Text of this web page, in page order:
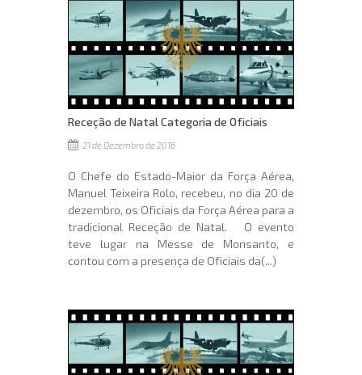
Receção de Natal Categoria de Oficiais
21 de Dezembro de 2016
O Chefe do Estado-Maior da Força Aérea,
Manuel Teixeira Rolo, recebeu, no dia 20 de
dezembro, os Oficiais da Força Aérea para a
tradicional Receção de Natal. O evento
teve lugar na Messe de Monsanto, e
contou com a presença de Oficiais da(...)